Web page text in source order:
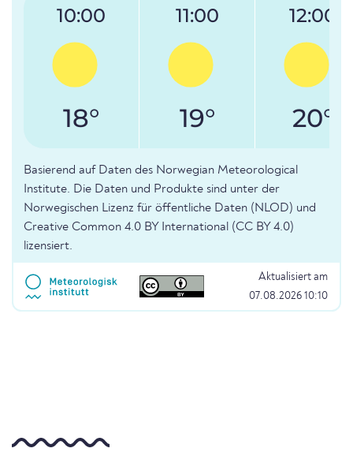
10:00
18°
11:00
19°
12:00
20°
Basierend auf Daten des Norwegian Meteorological
Institute. Die Daten und Produkte sind unter der
Norwegischen Lizenz für öffentliche Daten (NLOD) und
Creative Common 4.0 BY International (CC BY 4.0)
lizensiert.
Aktualisiert am
07.08.2026 10:10